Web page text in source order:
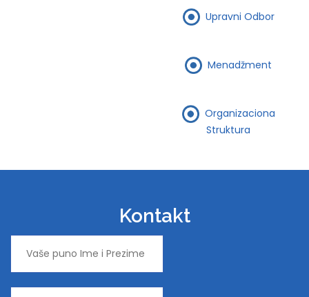
Upravni Odbor
Menadžment
Organizaciona
Struktura
Kontakt